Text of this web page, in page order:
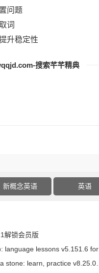
问题
词
升稳定性
搜索芊芊精典
新概念英语 英语
解锁会员版
lessons v5.151.6 for android解锁付费版
learn, practice v8.25.0高级版